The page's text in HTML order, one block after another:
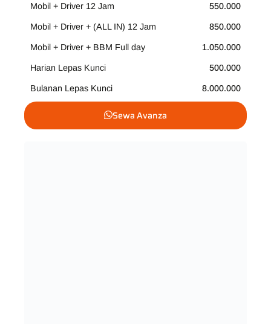
Mobil + Driver 12 Jam 550.000
Mobil + Driver + (ALL IN) 12 Jam 850.000
Mobil + Driver + BBM Full day 1.050.000
Harian Lepas Kunci 500.000
Bulanan Lepas Kunci 8.000.000
Sewa Avanza